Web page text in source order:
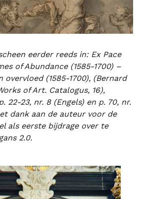
eerder reeds in: Ex Pace
of Abundance (1585-1700) –
overvloed (1585-1700), (Bernard
of Art. Catalogus, 16),
22-23, nr. 8 (Engels) en p. 70, nr.
dank aan de auteur voor de
als eerste bijdrage over te
2.0.